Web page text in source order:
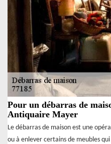
Pour un débarras de
Antiquaire Mayer
Le débarras de maison est une
ou à enlever certains de meubles